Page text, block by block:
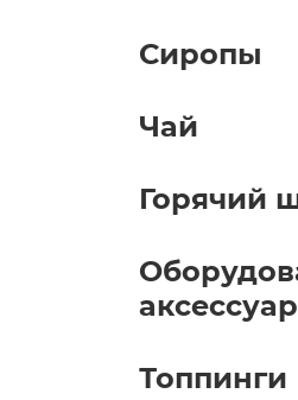
Сиропы
Чай
Горячий
Топпинги